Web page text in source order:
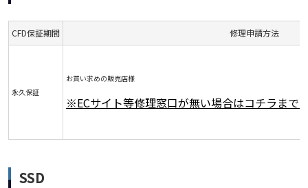
CFD保証期間 修理申請方法
永久保証
お買い求めの販売店様
※ECサイト等修理窓口が無い場合はコチラまで
SSD